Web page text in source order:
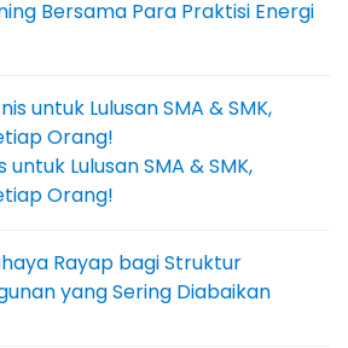
Bersama Para Praktisi Energi
untuk Lulusan SMA & SMK,
Orang!
Rayap bagi Struktur
yang Sering Diabaikan